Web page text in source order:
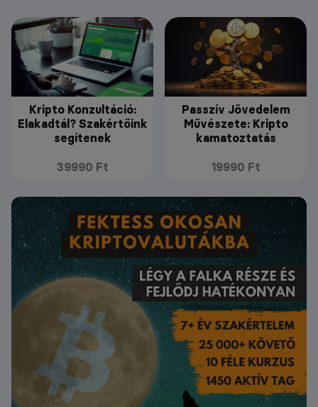
Kripto Konzultáció:
Elakadtál? Szakértőink
segítenek
39990 Ft
Passzív Jövedelem
Művészete: Kripto
kamatoztatás
19990 Ft